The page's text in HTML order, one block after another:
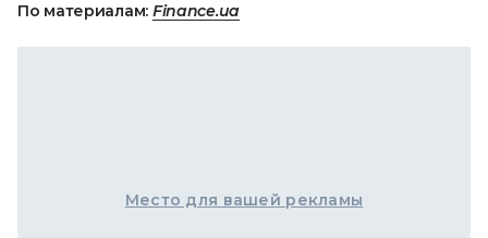
По материалам: Finance.ua
Место для вашей рекламы